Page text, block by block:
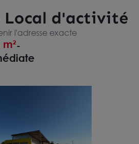
Local d'activité
l'adresse exacte
m²-